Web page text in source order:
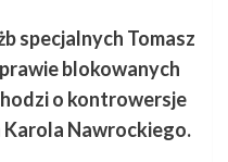
specjalnych Tomasz
blokowanych
o kontrowersje
Nawrockiego.